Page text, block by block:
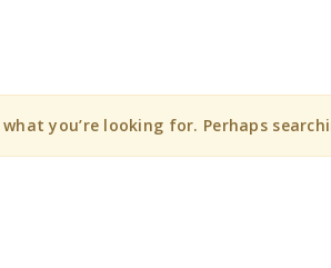
you’re looking for. Perhaps